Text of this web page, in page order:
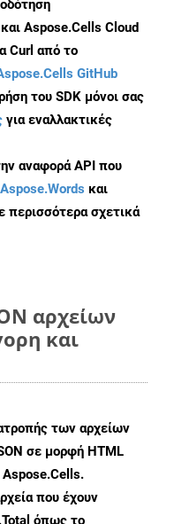
Aspose.Cells Cloud
Curl από το
GitHub
του SDK μόνοι σας
για εναλλακτικές
αναφορά API που
Aspose.Words και
περισσότερα σχετικά
αρχείων
και
των αρχείων
σε μορφή HTML
Aspose.Cells.
που έχουν
όπως το